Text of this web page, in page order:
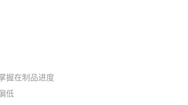
握在制品进度
低